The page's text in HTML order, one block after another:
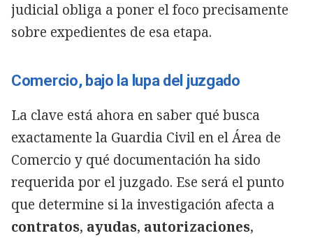
judicial obliga a poner el foco precisamente
sobre expedientes de esa etapa.
Comercio, bajo la lupa del juzgado
La clave está ahora en saber qué busca
exactamente la Guardia Civil en el Área de
Comercio y qué documentación ha sido
requerida por el juzgado. Ese será el punto
que determine si la investigación afecta a
contratos, ayudas, autorizaciones,